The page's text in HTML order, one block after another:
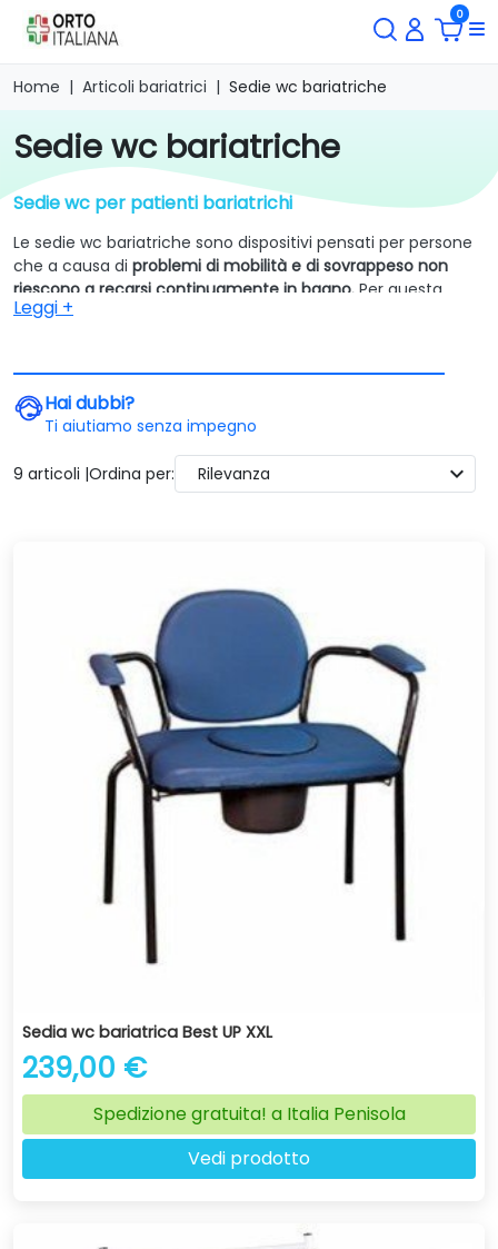
0
Home Articoli bariatrici Sedie wc bariatriche
sedie wc bariatriche
Sedie wc per patienti bariatrichi
Le sedie wc bariatriche sono dispositivi pensati per persone
che a causa di problemi di mobilità e di sovrappeso non
riescono a recarsi continuamente in bagno. Per questa
ragione grazie a questi ausili si darà la possibilità all’utente
Molte sedie wc bariatriche sono state pensate anche per
essere utilizzate in doccia.Grazie alla struttura in alluminio,
con l’acqua. Anche le componenti imbottite come il sedile,
lo schienale o i braccioli possono bagnarsi in quanto creati
superiore ai 150 o 200 kg.
♿ Ortoitaliana, la tua
online di fiducia! ✅
Leggi +
Hai dubbi?
Ti aiutiamo senza impegno
9 articoli |Ordina per: Rilevanza expand_more
Sedia wc bariatrica Best UP XXL
239,00 €
Spedizione gratuita! a Italia Penisola
Vedi prodotto